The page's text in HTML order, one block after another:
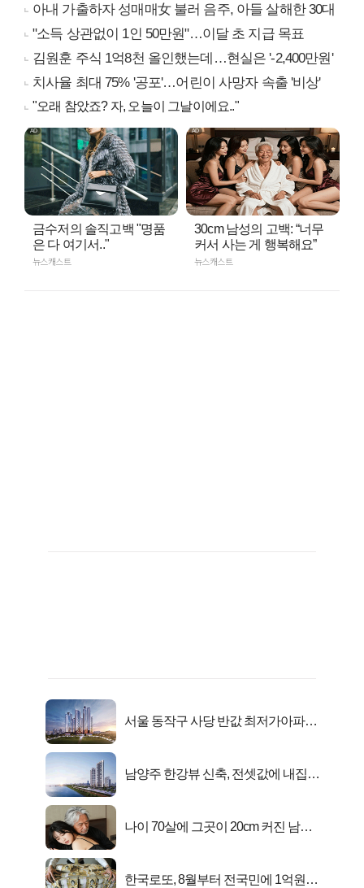
아내 가출하자 성매매女 불러 음주, 아들 살해한 30대
"소득 상관없이 1인 50만원"…이달 초 지급 목표
김원훈 주식 1억8천 올인했는데…현실은 '-2,400만원'
치사율 최대 75% '공포'…어린이 사망자 속출 '비상'
"오래 참았죠? 자, 오늘이 그날이에요.."
금수저의 솔직고백 "명품
은 다 여기서.."
뉴스캐스트
30cm 남성의 고백: “너무
커서 사는 게 행복해요”
뉴스캐스트
서울 동작구 사당 반값 최저가아파트
남양주 한강뷰 신축, 전셋값에 내집마
나이 70살에 그곳이 20cm 커진 남자..
한국로또, 8월부터 전국민에 1억원씩